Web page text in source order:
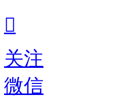

关注
微信